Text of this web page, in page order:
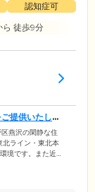
認知症可
ら 徒歩9分
提供いたしま
燕沢の閑静な住
北ライン・東北本
境です。また近隣
ており、認知症